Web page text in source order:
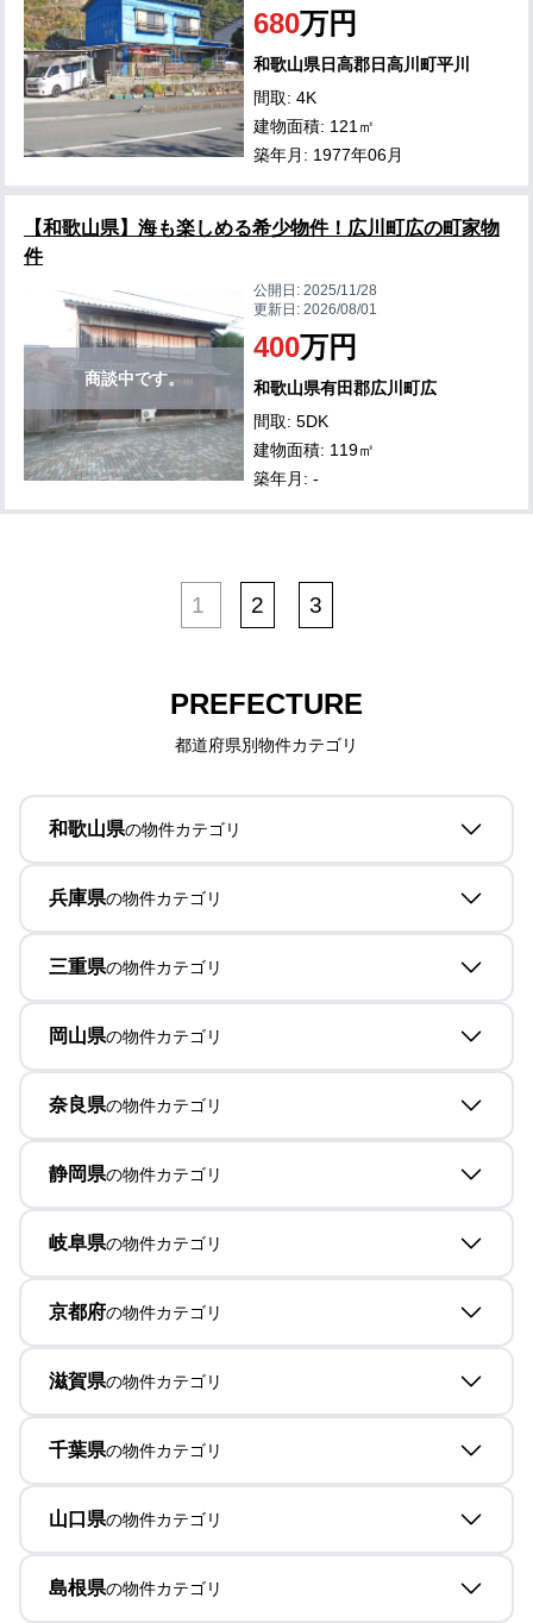
680万円
和歌山県日高郡日高川町平川
間取: 4K
建物面積: 121㎡
築年月: 1977年06月
【和歌山県】海も楽しめる希少物件！広川町広の町家物
件
商談中です。
公開日:2025/11/28
更新日:2026/08/01
400万円
和歌山県有田郡広川町広
間取: 5DK
建物面積: 119㎡
築年月: -
1 2 3
PREFECTURE
都道府県別物件カテゴリ
和歌山県の物件カテゴリ
兵庫県の物件カテゴリ
三重県の物件カテゴリ
岡山県の物件カテゴリ
奈良県の物件カテゴリ
静岡県の物件カテゴリ
岐阜県の物件カテゴリ
京都府の物件カテゴリ
滋賀県の物件カテゴリ
千葉県の物件カテゴリ
山口県の物件カテゴリ
島根県の物件カテゴリ